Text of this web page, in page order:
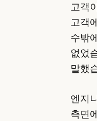
고객
고객
수밖
없었
말했
엔지
측면